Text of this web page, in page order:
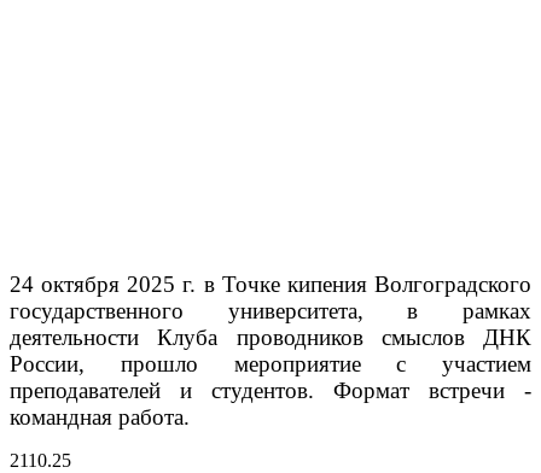
24 октября 2025 г. в Точке кипения Волгоградского
государственного университета, в рамках
деятельности Клуба проводников смыслов ДНК
России, прошло мероприятие с участием
преподавателей и студентов. Формат встречи -
командная работа.
2110.25